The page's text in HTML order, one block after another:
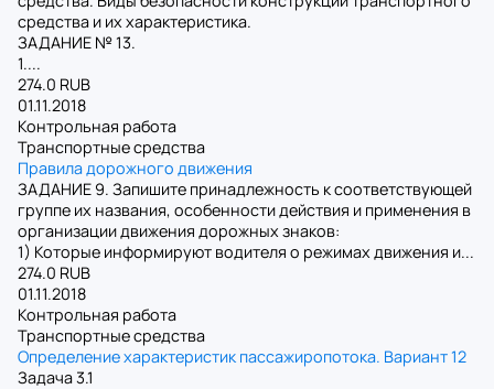
средства и их характеристика.
ЗАДАНИЕ № 13.
1....
274.0 RUB
01.11.2018
Контрольная работа
Транспортные средства
Правила дорожного движения
ЗАДАНИЕ 9. Запишите принадлежность к соответствующей
группе их названия, особенности действия и применения в
организации движения дорожных знаков:
1) Которые информируют водителя о режимах движения и...
274.0 RUB
01.11.2018
Контрольная работа
Транспортные средства
Определение характеристик пассажиропотока. Вариант 12
Задача 3.1